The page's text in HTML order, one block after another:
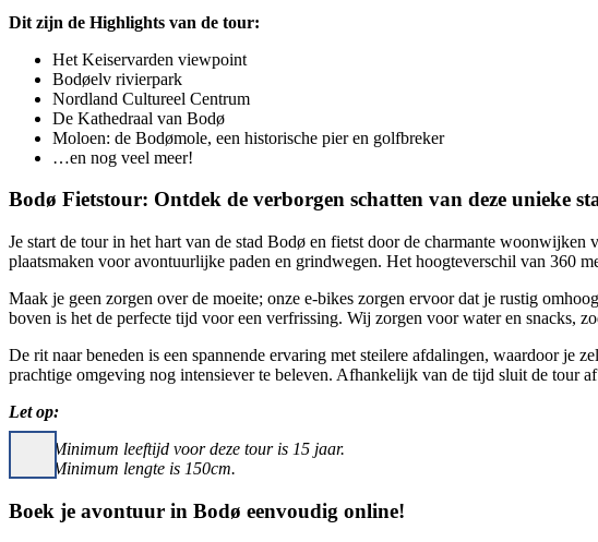
Dit zijn de Highlights van de tour:
Het Keiservarden viewpoint
Bodøelv rivierpark
Nordland Cultureel Centrum
De Kathedraal van Bodø
Moloen: de Bodømole, een historische pier en golfbreker
…en nog veel meer!
Bodø Fietstour: Ontdek de verborgen schatten van deze unieke
Je start de tour in het hart van de stad Bodø en fietst door de charmante
plaatsmaken voor avontuurlijke paden en grindwegen. Het hoogteverschil van 360
Maak je geen zorgen over de moeite; onze e-bikes zorgen ervoor dat je rustig
boven is het de perfecte tijd voor een verfrissing. Wij zorgen voor water en snacks,
De rit naar beneden is een spannende ervaring met steilere afdalingen, waardoor je
prachtige omgeving nog intensiever te beleven. Afhankelijk van de tijd sluit de tour
Let op:
Minimum leeftijd voor deze tour is 15 jaar.
Minimum lengte is 150cm.
Boek je avontuur in Bodø eenvoudig online!